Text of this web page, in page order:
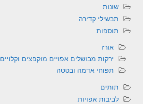
שונות
תבשילי קדירה
תוספות
אורז
ירקות מבושלים אפויים מוקפצים וקלויים
תפוחי אדמה ובטטה
תותים
לביבות אפויות